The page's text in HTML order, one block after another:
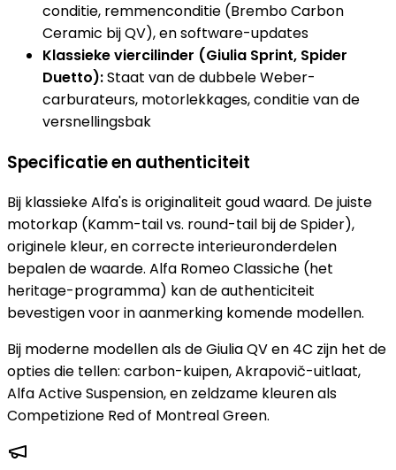
conditie, remmenconditie (Brembo Carbon
Ceramic bij QV), en software-updates
Klassieke viercilinder (Giulia Sprint, Spider
Duetto):Staat van de dubbele Weber-
carburateurs, motorlekkages, conditie van de
versnellingsbak
Specificatie en authenticiteit
Bij klassieke Alfa's is originaliteit goud waard. De juiste
motorkap (Kamm-tail vs. round-tail bij de Spider),
originele kleur, en correcte interieuronderdelen
bepalen de waarde. Alfa Romeo Classiche (het
heritage-programma) kan de authenticiteit
bevestigen voor in aanmerking komende modellen.
Bij moderne modellen als de Giulia QV en 4C zijn het de
opties die tellen: carbon-kuipen, Akrapovič-uitlaat,
Alfa Active Suspension, en zeldzame kleuren als
Competizione Red of Montreal Green.